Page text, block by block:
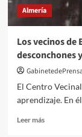
producirán
próximos
días
en
ciudad
debido
Almería
Los vecinos de
desconchones
El Centro
aprendizaje. En
Leer másLeer